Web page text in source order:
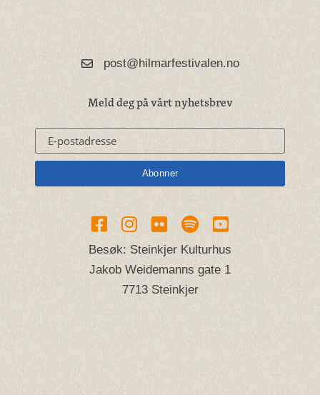
post@hilmarfestivalen.no
Meld deg på vårt nyhetsbrev
Besøk: Steinkjer Kulturhus
Jakob Weidemanns gate 1
7713 Steinkjer